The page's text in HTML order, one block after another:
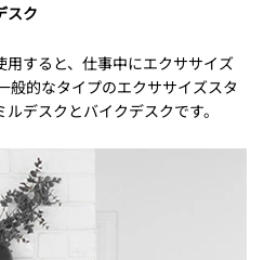
スク
用すると、仕事中にエクササイズ
般的なタイプのエクササイズスタ
デスクとバイクデスクです。